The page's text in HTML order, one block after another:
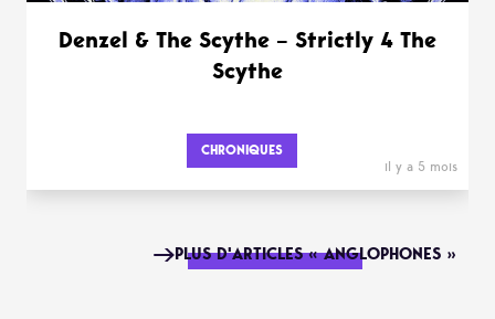
Denzel & The Scythe – Strictly 4 The
Scythe
CHRONIQUES
il y a 5 mois
PLUS D'ARTICLES « ANGLOPHONES »